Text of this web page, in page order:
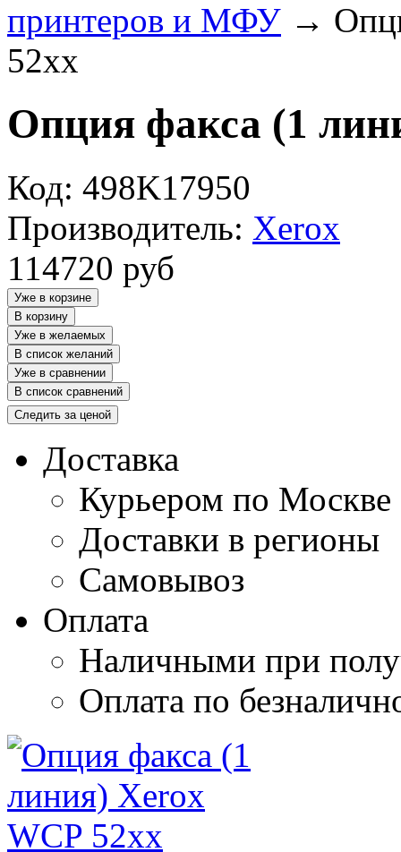
принтеров и МФУ →
52xx
Опция факса (1
Код: 498K17950
Производитель: Xerox
114720 руб
Уже в корзине
В корзину
Уже в желаемых
В список желаний
Уже в сравнении
В список сравнений
Следить за ценой
Доставка
Курьером по Москве
Доставки в регионы
Самовывоз
Оплата
Наличными при
Оплата по